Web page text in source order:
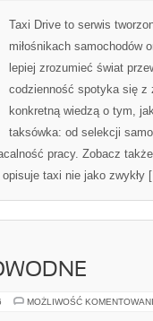
Taxi Drive to serwis
miłośnikach samochodów
lepiej zrozumieć świat
codzienność spotyka się z
konkretną wiedzą o tym,
taksówka: od selekcji
pracy. Zobacz
opisuje taxi nie jako
MOŻLIWOŚĆ